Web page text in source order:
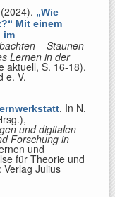
„Wie
Mit einem
im
– Staunen
Lernen in der
aktuell, S. 16-18).
e. V.
. In N.
,
und digitalen
Forschung in
und
für Theorie und
Verlag Julius